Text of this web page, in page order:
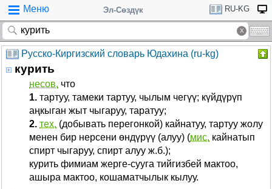
Меню Эл-Сөздүк RU-KG
Русско-Киргизский словарь Юдахина (ru-kg)
курить
несов. что
1. тартуу, тамеки тартуу, чылым чегүү; күйдүрүп
аңкыган жыт чыгаруу, таратуу;
2. тех. (добывать перегонкой) кайнатуу, тартуу жолу
менен бир нерсени өндүрүү (алуу) (мис. кайнатып
спирт чыгаруу, спирт алуу ж.б.);
курить фимиам жерге-сууга тийгизбей мактоо,
ашыра мактоо, кошаматчылык кылуу.